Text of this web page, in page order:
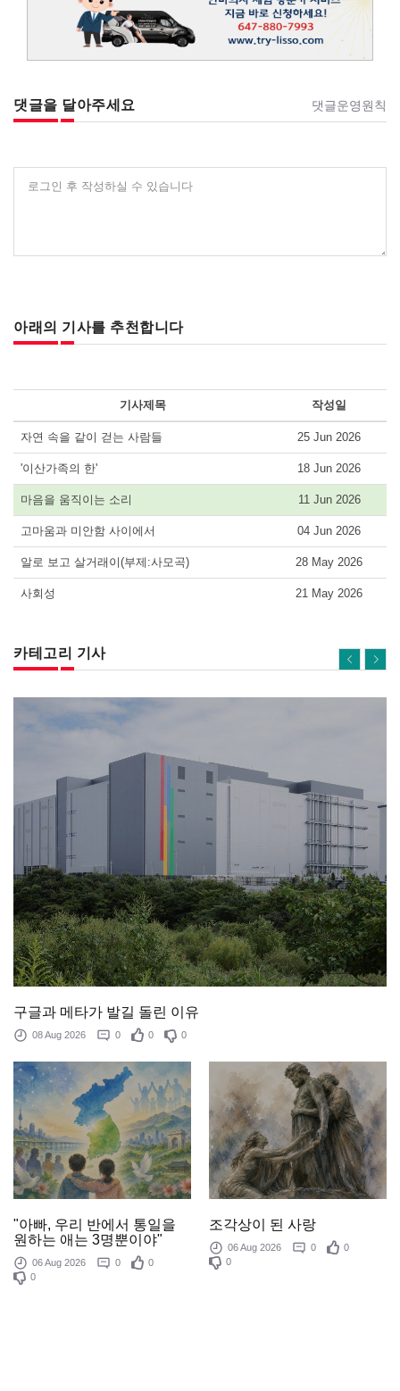
댓글을 달아주세요 댓글운영원칙
로그인 후 작성하실 수 있습니다
아래의 기사를 추천합니다
기사제목 작성일
자연 속을 같이 걷는 사람들 25 Jun 2026
'이산가족의 한' 18 Jun 2026
마음을 움직이는 소리 11 Jun 2026
고마움과 미안함 사이에서 04 Jun 2026
알로 보고 살거래이(부제:사모곡) 28 May 2026
사회성 21 May 2026
카테고리 기사
구글과 메타가 발길 돌린 이유
08 Aug 2026 0 0 0
"아빠, 우리 반에서 통일을
원하는 애는 3명뿐이야"
06 Aug 2026 0
0
0
조각상이 된 사랑
06 Aug 2026 0
0
0